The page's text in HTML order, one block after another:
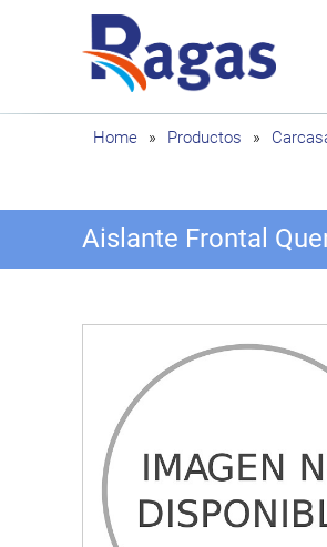
Home » Productos »
Aislante Frontal